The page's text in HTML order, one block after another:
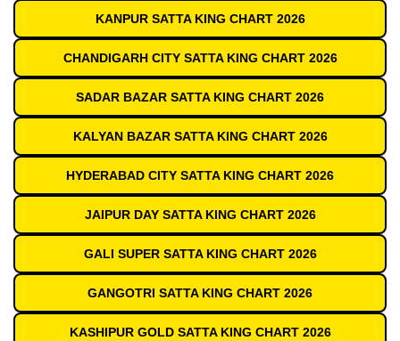
KANPUR SATTA KING CHART 2026
CHANDIGARH CITY SATTA KING CHART 2026
SADAR BAZAR SATTA KING CHART 2026
KALYAN BAZAR SATTA KING CHART 2026
HYDERABAD CITY SATTA KING CHART 2026
JAIPUR DAY SATTA KING CHART 2026
GALI SUPER SATTA KING CHART 2026
GANGOTRI SATTA KING CHART 2026
KASHIPUR GOLD SATTA KING CHART 2026